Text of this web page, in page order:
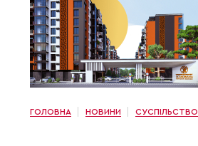
ГОЛОВНА НОВИНИ СУСПІЛЬСТВО